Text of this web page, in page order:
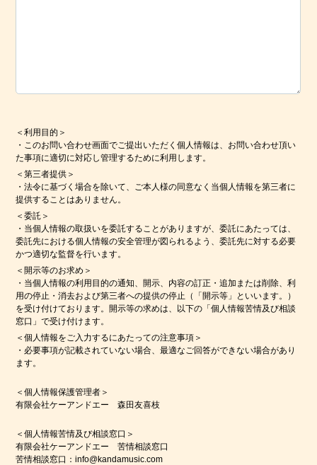
＜利用目的＞
・このお問い合わせ画面でご提出いただく個人情報は、お問い合わせ頂い
た事項に適切に対応し管理するために利用します。
＜第三者提供＞
・法令に基づく場合を除いて、ご本人様の同意なく当個人情報を第三者に
提供することはありません。
＜委託＞
・当個人情報の取扱いを委託することがありますが、委託にあたっては、
委託先における個人情報の安全管理が図られるよう、委託先に対する必要
かつ適切な監督を行います。
＜開示等のお求め＞
・当個人情報の利用目的の通知、開示、内容の訂正・追加または削除、利
用の停止・消去および第三者への提供の停止（「開示等」といいます。）
を受け付けております。開示等の求めは、以下の「個人情報苦情及び相談
窓口」で受け付けます。
＜個人情報をご入力するにあたっての注意事項＞
・必要事項が記載されていない場合、最適なご回答ができない場合があり
ます。
＜個人情報保護管理者＞
有限会社ケーアンドエー 森田友喜枝
＜個人情報苦情及び相談窓口＞
有限会社ケーアンドエー 苦情相談窓口
苦情相談窓口：info@kandamusic.com